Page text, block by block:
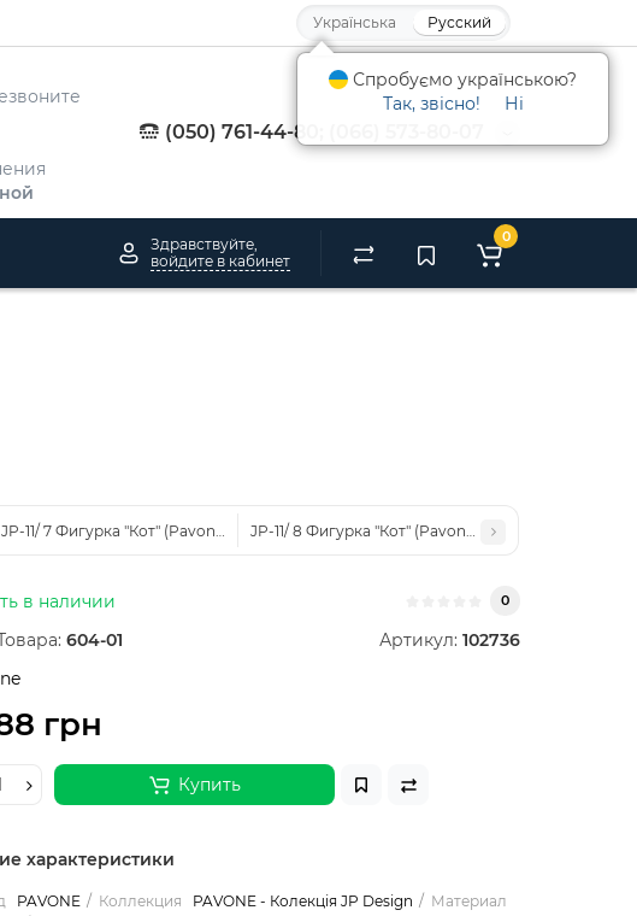
Українська Русский
(050) 761-44-80; (066) 573-80-07
Здравствуйте,
войдите в кабинет
0
JP-11/ 7 Фигурка "Кот" (Pavone) JP-11/ 8 Фигурка "Кот" (Pavone)
в наличии 0
604-01 Артикул: 102736
грн
Купить
характеристики
PAVONE Коллекция PAVONE - Колекція JP Design
Материал
Спробуємо українською?
Так, звісно!
Ні